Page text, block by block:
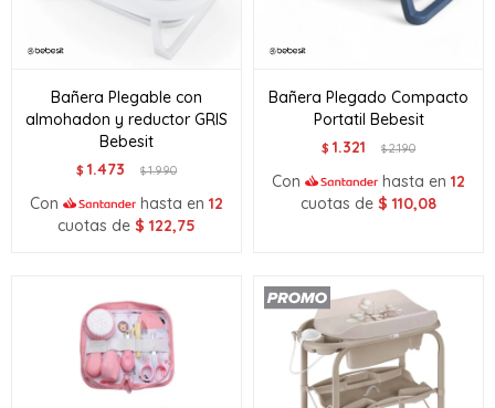
Bañera Plegable con
almohadon y reductor GRIS
Bebesit
$ 1.473 $1.990
Con hasta en 12
cuotas de $ 122,75
Bañera Plegado Compacto
Portatil Bebesit
$ 1.321 $2.190
Con hasta en 12
cuotas de $ 110,08